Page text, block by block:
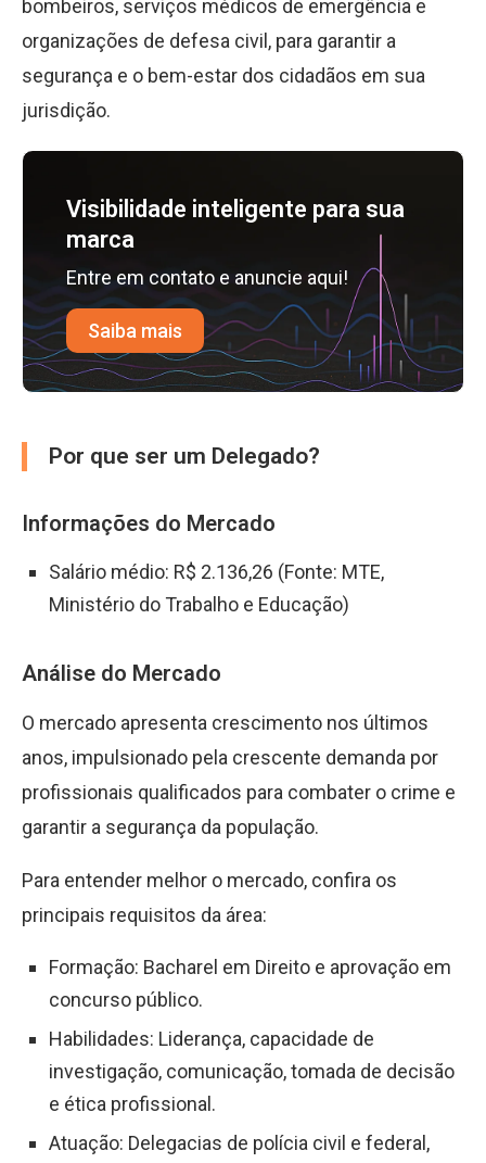
bombeiros, serviços médicos de emergência e
organizações de defesa civil, para garantir a
segurança e o bem-estar dos cidadãos em sua
jurisdição.
Visibilidade inteligente para sua
marca
Entre em contato e anuncie aqui!
Saiba mais
Por que ser um Delegado?
Informações do Mercado
Salário médio: R$ 2.136,26 (Fonte: MTE,
Ministério do Trabalho e Educação)
Análise do Mercado
O mercado apresenta crescimento nos últimos
anos, impulsionado pela crescente demanda por
profissionais qualificados para combater o crime e
garantir a segurança da população.
Para entender melhor o mercado, confira os
principais requisitos da área:
Formação: Bacharel em Direito e aprovação em
concurso público.
Habilidades: Liderança, capacidade de
investigação, comunicação, tomada de decisão
e ética profissional.
Atuação: Delegacias de polícia civil e federal,